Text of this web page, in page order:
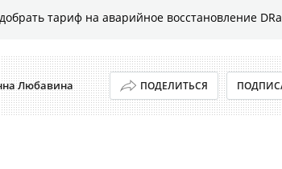
тариф на аварийное восстановление
Любавина ПОДЕЛИТЬСЯ